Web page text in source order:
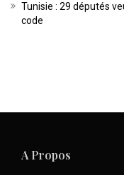
Tunisie : 29 députés
code
A Propos